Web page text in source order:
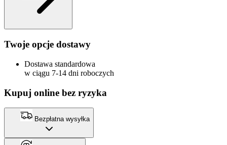
Twoje opcje dostawy
Dostawa standardowa
w ciągu 7-14 dni roboczych
Kupuj online bez ryzyka
Bezpłatna wysyłka